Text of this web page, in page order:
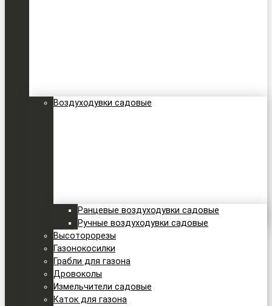
Воздуходувки садовые
Ранцевые воздуходувки садовые
Ручные воздуходувки садовые
Высоторорезы
Газонокосилки
Грабли для газона
Дровоколы
Измельчители садовые
Каток для газона